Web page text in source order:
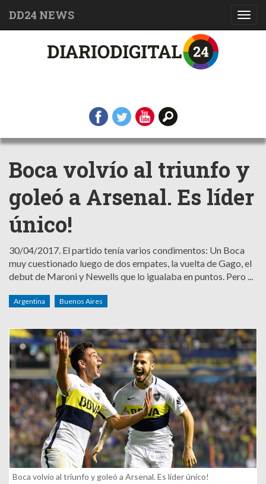
DD24 NEWS
Boca volvío al triunfo y
goleó a Arsenal. Es líder
único!
30/04/2017. El partido tenía varios condimentos: Un Boca
muy cuestionado luego de dos empates, la vuelta de Gago, el
debut de Maroni y Newells que lo igualaba en puntos. Pero ...
Argentina Buenos Aires
Boca volvío al triunfo y goleó a Arsenal. Es líder único!